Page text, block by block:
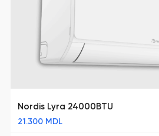
Nordis Lyra 24000BTU
21.300 MDL